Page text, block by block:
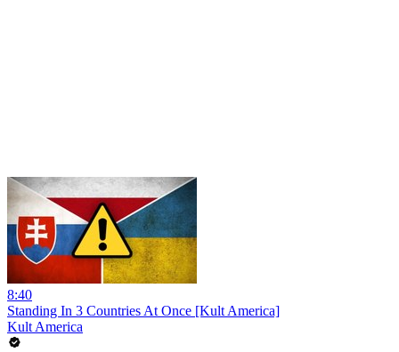
8:40
Standing In 3 Countries At Once [Kult America]
Kult America